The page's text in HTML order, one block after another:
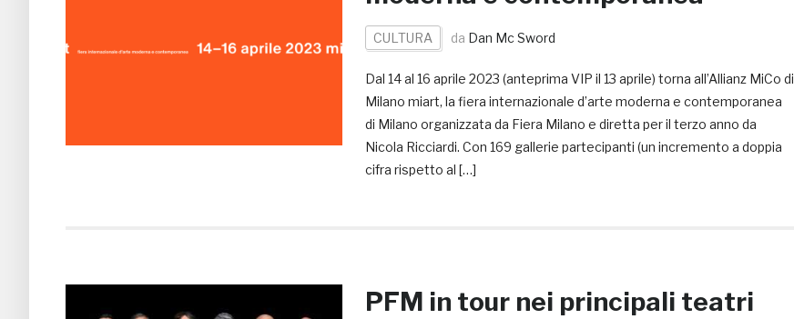
CULTURA da Dan Mc Sword
Dal 14 al 16 aprile 2023 (anteprima VIP il 13 aprile) torna all’Allianz MiCo di
Milano miart, la fiera internazionale d’arte moderna e contemporanea
di Milano organizzata da Fiera Milano e diretta per il terzo anno da
Nicola Ricciardi. Con 169 gallerie partecipanti (un incremento a doppia
cifra rispetto al […]
PFM in tour nei principali teatri